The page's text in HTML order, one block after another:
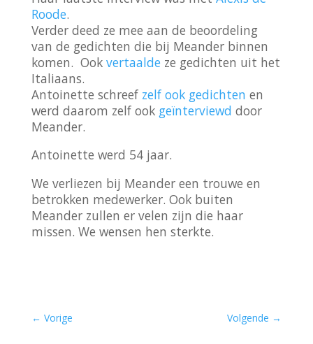
Roode.
Verder deed ze mee aan de beoordeling
van de gedichten die bij Meander binnen
komen. Ook vertaaldeze gedichten uit het
Italiaans.
Antoinette schreef zelf ook gedichten en
werd daarom zelf ook geïnterviewd door
Meander.
Antoinette werd 54 jaar.
We verliezen bij Meander een trouwe en
betrokken medewerker. Ook buiten
Meander zullen er velen zijn die haar
missen. We wensen hen sterkte.
← Vorige Volgende →